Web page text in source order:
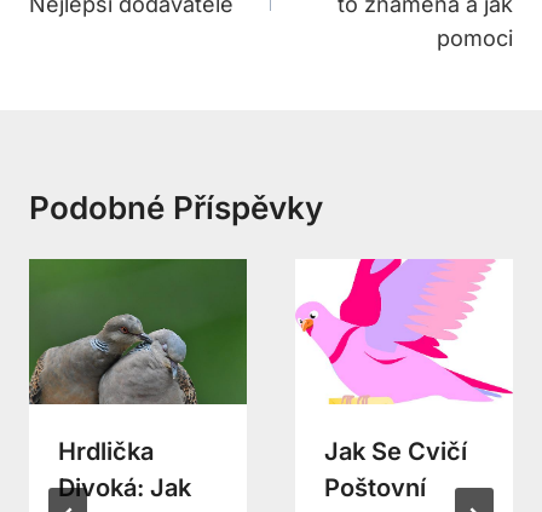
pomoci
Podobné Příspěvky
Hrdlička
Divoká: Jak
Jak Se Cvičí
Poštovní